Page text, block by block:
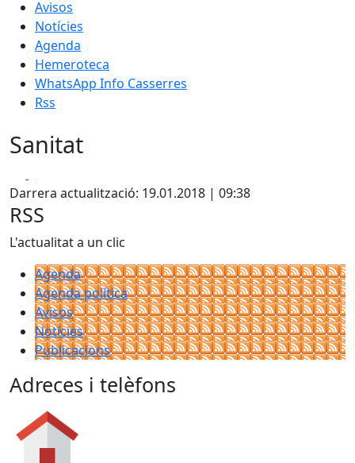
Avisos
Notícies
Agenda
Hemeroteca
WhatsApp Info Casserres
Rss
Sanitat
Darrera actualització: 19.01.2018 | 09:38
RSS
L'actualitat a un clic
Agenda
Agenda política
Avisos
Notícies
Publicacions
Adreces i telèfons